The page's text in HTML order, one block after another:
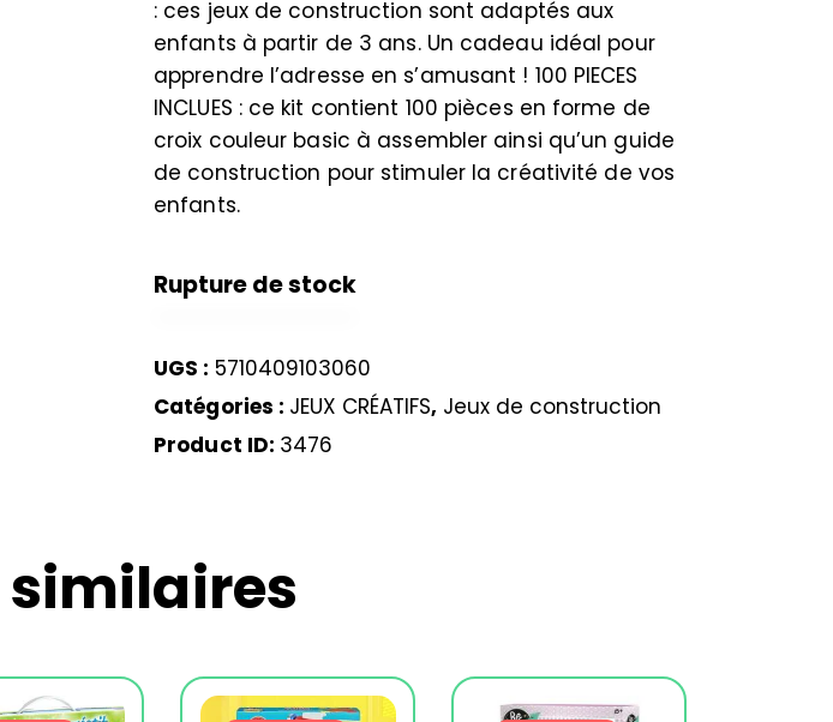
: ces jeux de construction sont adaptés aux
enfants à partir de 3 ans. Un cadeau idéal pour
apprendre l’adresse en s’amusant ! 100 PIECES
INCLUES : ce kit contient 100 pièces en forme de
croix couleur basic à assembler ainsi qu’un guide
de construction pour stimuler la créativité de vos
enfants.
Rupture de stock
UGS : 5710409103060
Catégories : JEUX CRÉATIFS, Jeux de construction
Product ID: 3476